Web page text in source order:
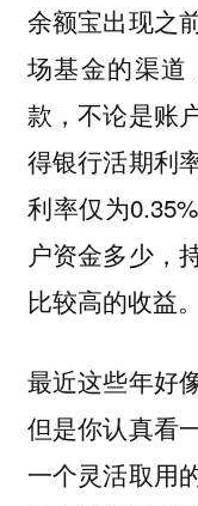
余额宝出现之
场基金的渠道
款，不论是账
得银行活期利
利率仅为
户资金多少，
比较高的收益。
最近这些年好
但是你认真看
一个灵活取用